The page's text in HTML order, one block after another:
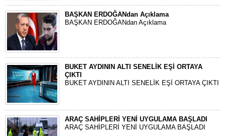
BAŞKAN ERDOĞANdan Açıklama
BAŞKAN ERDOĞANdan Açıklama
BUKET AYDININ ALTI SENELİK EŞİ ORTAYA
ÇIKTI
BUKET AYDININ ALTI SENELİK EŞİ ORTAYA ÇIKTI
ARAÇ SAHİPLERİ YENİ UYGULAMA BAŞLADI
ARAÇ SAHİPLERİ YENİ UYGULAMA BAŞLADI